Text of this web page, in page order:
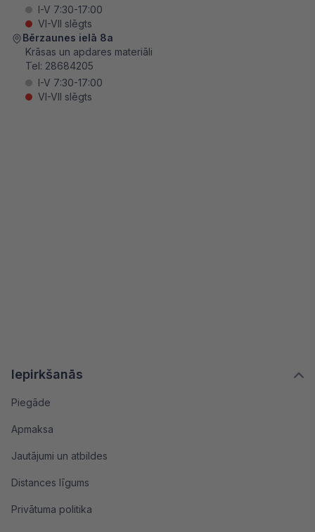
Iepirkšanās
Piegāde
Apmaksa
Jautājumi un atbildes
Distances līgums
Privātuma politika
I-V 7:30-17:00
VI-VII slēgts
Bērzaunes ielā 8a
Krāsas un apdares materiāli
Tel: 28684205
I-V 7:30-17:00
VI-VII slēgts